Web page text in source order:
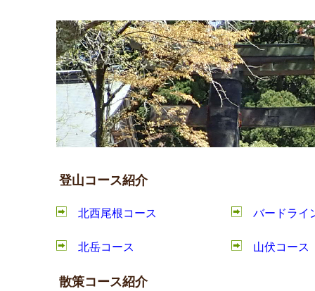
登山コース紹介
北西尾根コース バードライ
北岳コース 山伏コース
散策コース紹介